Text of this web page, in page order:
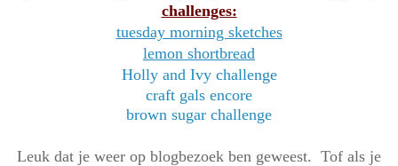
challenges:
tuesday morning sketches
lemon shortbread
Holly and Ivy challenge
craft gals encore
brown sugar challenge
Leuk dat je weer op blogbezoek ben geweest. Tof als je